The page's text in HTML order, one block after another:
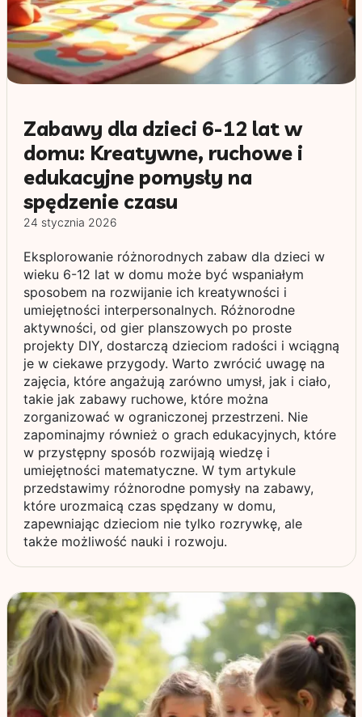
Zabawy dla dzieci 6-12 lat w
domu: Kreatywne, ruchowe i
edukacyjne pomysły na
spędzenie czasu
24 stycznia 2026
Eksplorowanie różnorodnych zabaw dla dzieci w
wieku 6-12 lat w domu może być wspaniałym
sposobem na rozwijanie ich kreatywności i
umiejętności interpersonalnych. Różnorodne
aktywności, od gier planszowych po proste
projekty DIY, dostarczą dzieciom radości i wciągną
je w ciekawe przygody. Warto zwrócić uwagę na
zajęcia, które angażują zarówno umysł, jak i ciało,
takie jak zabawy ruchowe, które można
zorganizować w ograniczonej przestrzeni. Nie
zapominajmy również o grach edukacyjnych, które
w przystępny sposób rozwijają wiedzę i
umiejętności matematyczne. W tym artykule
przedstawimy różnorodne pomysły na zabawy,
które urozmaicą czas spędzany w domu,
zapewniając dzieciom nie tylko rozrywkę, ale
także możliwość nauki i rozwoju.